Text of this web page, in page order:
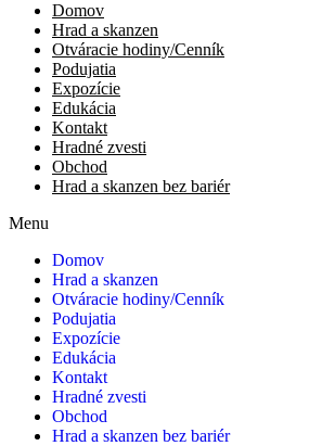
Domov
Hrad a skanzen
Otváracie hodiny/Cenník
Podujatia
Expozície
Edukácia
Kontakt
Hradné zvesti
Obchod
Hrad a skanzen bez bariér
Menu
Domov
Hrad a skanzen
Otváracie hodiny/Cenník
Podujatia
Expozície
Edukácia
Kontakt
Hradné zvesti
Obchod
Hrad a skanzen bez bariér